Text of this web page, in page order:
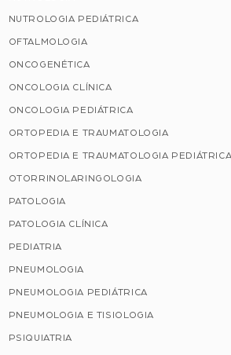
NUTROLOGIA PEDIÁTRICA
OFTALMOLOGIA
ONCOGENÉTICA
ONCOLOGIA CLÍNICA
ONCOLOGIA PEDIÁTRICA
ORTOPEDIA E TRAUMATOLOGIA
ORTOPEDIA E TRAUMATOLOGIA PEDIÁTRICA
OTORRINOLARINGOLOGIA
PATOLOGIA
PATOLOGIA CLÍNICA
PEDIATRIA
PNEUMOLOGIA
PNEUMOLOGIA PEDIÁTRICA
PNEUMOLOGIA E TISIOLOGIA
PSIQUIATRIA